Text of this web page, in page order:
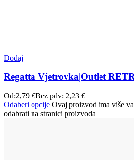
Dodaj
Regatta Vjetrovka|Outlet
Od:2,79 €Bez pdv: 2,23 €
Odaberi opcije Ovaj proizvod ima više
odabrati na stranici proizvoda